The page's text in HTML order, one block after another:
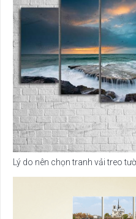
Lý do nên chọn tranh vải treo